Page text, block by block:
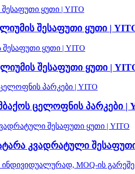
შესაფუთი ყუთი |
შესაფუთი ყუთი |
ცელოფნის პარკები |
კვადრატული